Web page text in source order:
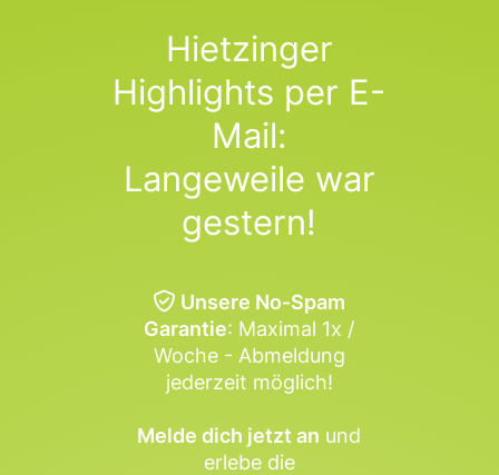
Hietzinger
Highlights per E-
Mail:
Langeweile war
gestern!
Unsere No-Spam
Garantie: Maximal 1x /
Woche - Abmeldung
jederzeit möglich!
Melde dich jetzt an und
erlebe die